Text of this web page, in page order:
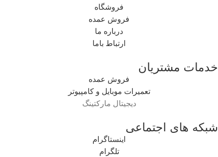
فروشگاه
فروش عمده
درباره ما
ارتباط باما
خدمات مشتریان
فروش عمده
تعمیرات موبایل و کامپیوتر
دیجیتال مارکتینگ
شبکه های اجتماعی
اینستاگرام
تلگرام